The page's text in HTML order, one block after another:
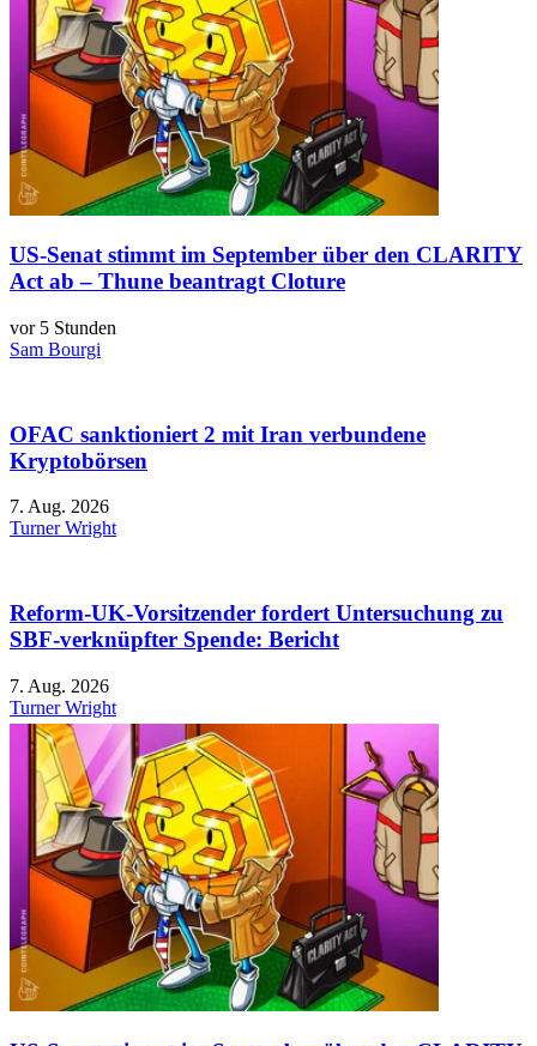
US-Senat stimmt im September über den CLARITY
Act ab – Thune beantragt Cloture
vor 5 Stunden
Sam Bourgi
OFAC sanktioniert 2 mit Iran verbundene
Kryptobörsen
7. Aug. 2026
Turner Wright
Reform-UK-Vorsitzender fordert Untersuchung zu
SBF-verknüpfter Spende: Bericht
7. Aug. 2026
Turner Wright